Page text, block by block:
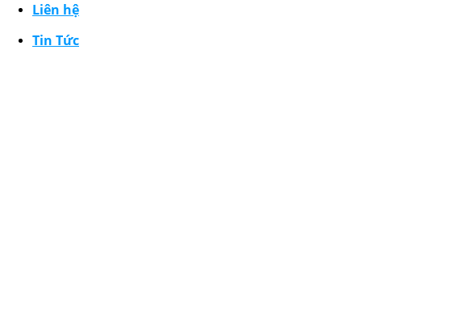
Liên hệ
Tin Tức